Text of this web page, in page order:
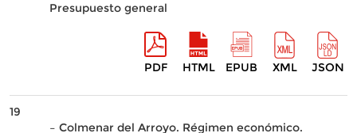
Presupuesto general
PDF HTML EPUB XML JSON
19
– Colmenar del Arroyo. Régimen económico.